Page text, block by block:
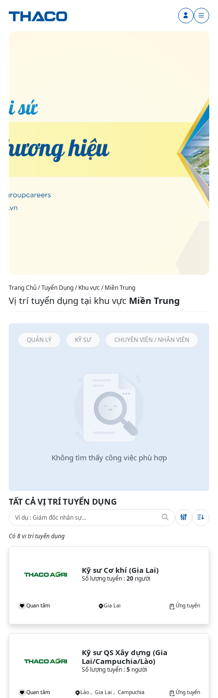
Trang Chủ / Tuyển Dụng / Khu vực / Miền Trung
Vị trí tuyển dụng tại khu vực Miền Trung
QUẢN LÝ KỸ SƯ CHUYÊN VIÊN / NHÂN VIÊN
Không tìm thấy công việc phù hợp
TẤT CẢ VỊ TRÍ TUYỂN DỤNG
Có 8 vị trí tuyển dụng
Kỹ sư Cơ khí (Gia Lai)
Số lượng tuyển :20người
Quan tâm Gia Lai Ứng tuyển
Kỹ sư QS Xây dựng (Gia
Lai/Campuchia/Lào)
Số lượng tuyển :5người
Quan tâm Lào , Gia Lai , Campuchia Ứng tuyển